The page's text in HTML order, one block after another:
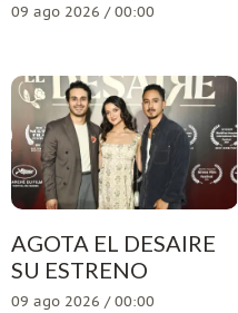
09 ago 2026 / 00:00
AGOTA EL DESAIRE
SU ESTRENO
09 ago 2026 / 00:00